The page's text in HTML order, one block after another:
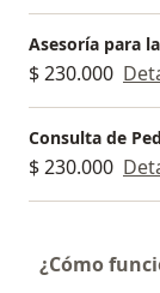
Asesoría para
$ 230.000
Consulta de
$ 230.000
¿Cómo